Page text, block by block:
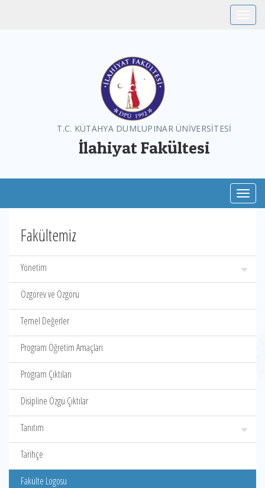
T.C. KÜTAHYA DUMLUPINAR ÜNİVERSİTESİ
İlahiyat Fakültesi
Fakültemiz
Yönetim
Özgörev ve Özgörü
Temel Değerler
Program Öğretim Amaçları
Program Çıktıları
Disipline Özgü Çıktılar
Tanıtım
Tarihçe
Fakülte Logosu